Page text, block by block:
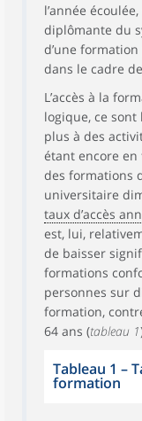
l’année
diplômante du
d’une
dans le cadre
L’accès à la
logique, ce
plus à des
étant encore
des formations
universitaire
taux d’accès
est, lui,
de baisser
formations
personnes sur
formation,
64 ans (tableau 1
Tableau 1 –
formation